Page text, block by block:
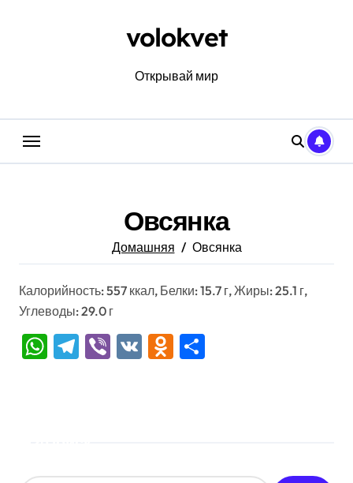
volokvet
Открывай мир
Овсянка
Домашняя Овсянка
Калорийность: 557 ккал, Белки: 15.7 г, Жиры: 25.1 г,
Углеводы: 29.0 г
WhatsApp
Telegram
Viber
VK Odnoklassniki